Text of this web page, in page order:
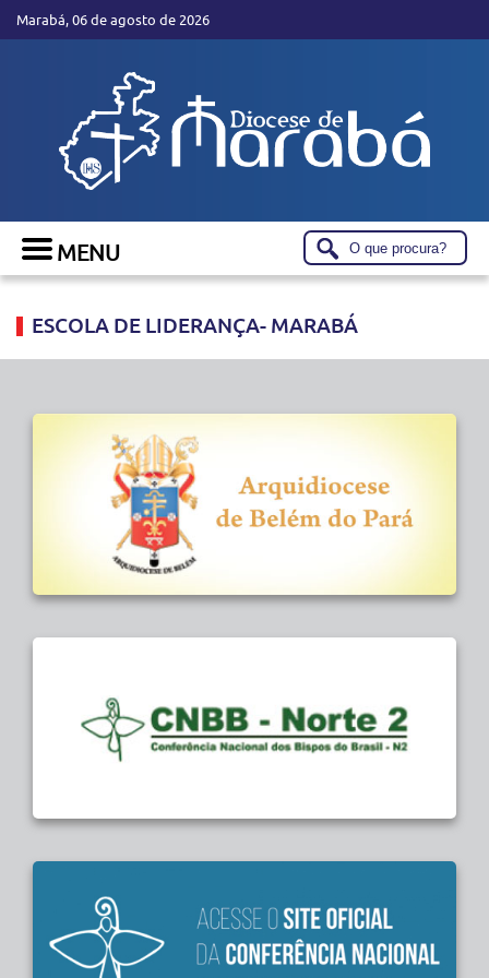
Marabá, 06 de agosto de 2026
ESCOLA DE LIDERANÇA- MARABÁ